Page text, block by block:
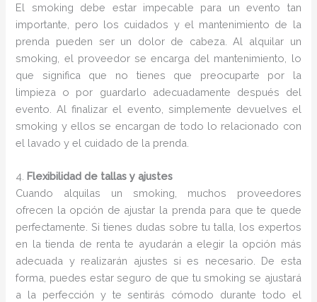
El smoking debe estar impecable para un evento tan
importante, pero los cuidados y el mantenimiento de la
prenda pueden ser un dolor de cabeza. Al alquilar un
smoking, el proveedor se encarga del mantenimiento, lo
que significa que no tienes que preocuparte por la
limpieza o por guardarlo adecuadamente después del
evento. Al finalizar el evento, simplemente devuelves el
smoking y ellos se encargan de todo lo relacionado con
el lavado y el cuidado de la prenda.
4. Flexibilidad de tallas y ajustes
Cuando alquilas un smoking, muchos proveedores
ofrecen la opción de ajustar la prenda para que te quede
perfectamente. Si tienes dudas sobre tu talla, los expertos
en la tienda de renta te ayudarán a elegir la opción más
adecuada y realizarán ajustes si es necesario. De esta
forma, puedes estar seguro de que tu smoking se ajustará
a la perfección y te sentirás cómodo durante todo el